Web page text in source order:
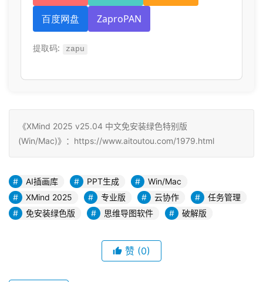
百度网盘
ZaproPAN
提取码: zapu
《XMind 2025 v25.04 中文免安装绿色特别版
(Win/Mac)》：https://www.aitoutou.com/1979.html
AI插画库 PPT生成
Win/Mac
XMind 2025
专业版 云协作
任务管理
免安装绿色版
思维导图软件 破解版
赞 (0)